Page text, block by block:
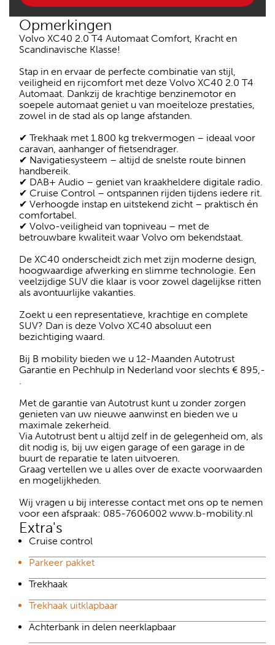
Opmerkingen
Volvo XC40 2.0 T4 Automaat Comfort, Kracht en
Scandinavische Klasse!
Stap in en ervaar de perfecte combinatie van stijl,
veiligheid en rijcomfort met deze Volvo XC40 2.0 T4
Automaat. Dankzij de krachtige benzinemotor en
soepele automaat geniet u van moeiteloze prestaties,
zowel in de stad als op lange afstanden.
✔ Trekhaak met 1.800 kg trekvermogen – ideaal voor
caravan, aanhanger of fietsendrager.
✔ Navigatiesysteem – altijd de snelste route binnen
handbereik.
✔ DAB+ Audio – geniet van kraakheldere digitale radio.
✔ Cruise Control – ontspannen rijden tijdens iedere rit.
✔ Verhoogde instap en uitstekend zicht – praktisch én
comfortabel.
✔ Volvo-veiligheid van topniveau – met de
betrouwbare kwaliteit waar Volvo om bekendstaat.
De XC40 onderscheidt zich met zijn moderne design,
hoogwaardige afwerking en slimme technologie. Een
veelzijdige SUV die klaar is voor zowel dagelijkse ritten
als avontuurlijke vakanties.
Zoekt u een representatieve, krachtige en complete
SUV? Dan is deze Volvo XC40 absoluut een
bezichtiging waard.
Bij B mobility bieden we u 12-Maanden Autotrust
Garantie en Pechhulp in Nederland voor slechts € 895,-
Met de garantie van Autotrust kunt u zonder zorgen
genieten van uw nieuwe aanwinst en bieden we u
maximale zekerheid.
Via Autotrust bent u altijd zelf in de gelegenheid om, als
dit nodig is, bij uw eigen garage of een garage in de
buurt de reparatie te laten uitvoeren.
Graag vertellen we u alles over de exacte voorwaarden
en mogelijkheden.
Wij vragen u bij interesse contact met ons op te nemen
voor een afspraak: 085-7606002 www.b-mobility.nl
Extra's
Cruise control
Parkeer pakket
Trekhaak
Trekhaak uitklapbaar
Achterbank in delen neerklapbaar